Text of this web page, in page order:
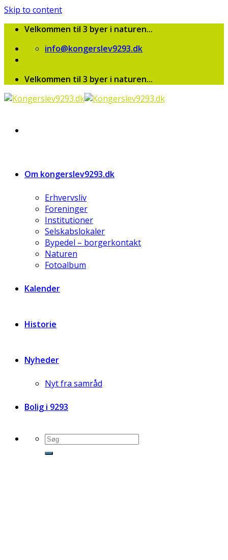
Skip to content
Velkommen til 3 byer i naturen...
info@kongerslev9293.dk
Velkommen til 3 byer i naturen...
Om kongerslev9293.dk
Erhvervsliv
Foreninger
Institutioner
Selskabslokaler
Bypedel – borgerkontakt
Naturen
Fotoalbum
Kalender
Historie
Nyheder
Nyt fra samråd
Bolig i 9293